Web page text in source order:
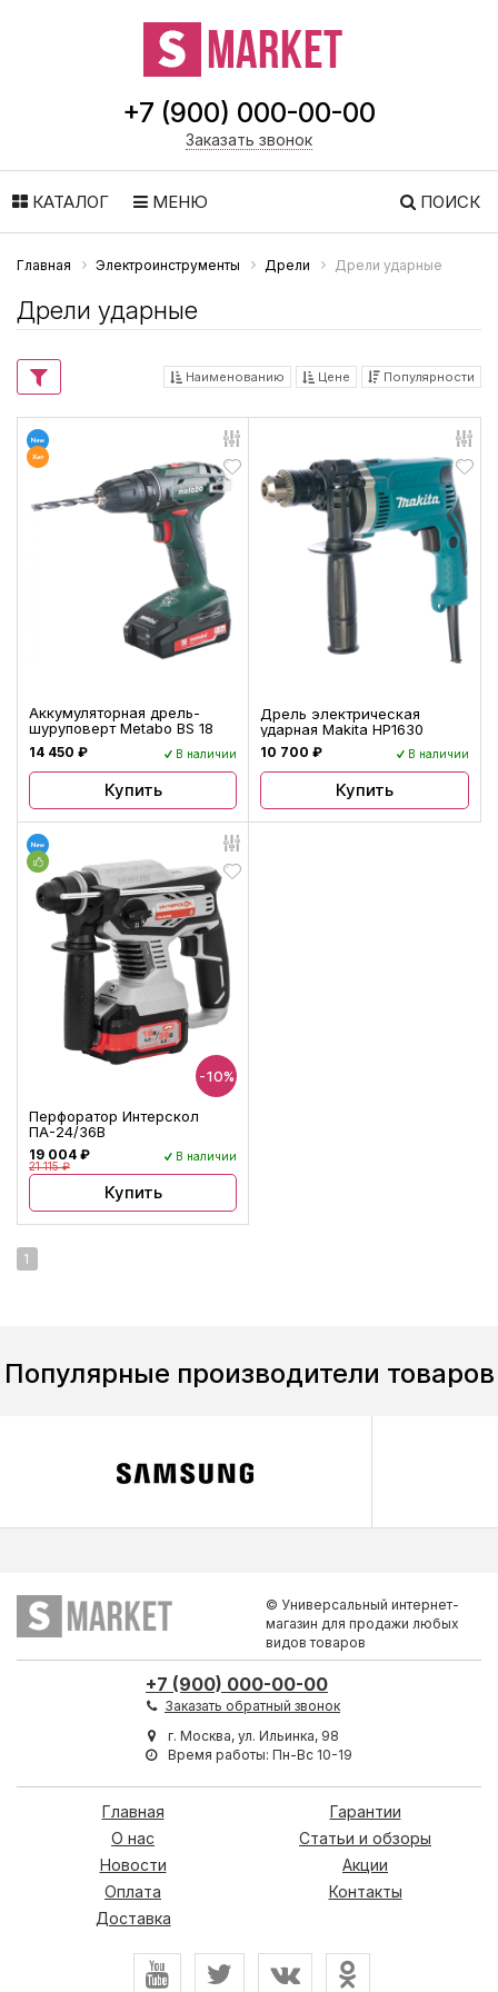
+7 (900) 000-00-00
Заказать звонок
КАТАЛОГ МЕНЮ ПОИСК
Главная Электроинструменты Дрели Дрели ударные
Дрели ударные
Наименованию Цене Популярности
Аккумуляторная дрель-
шуруповерт Metabo BS 18
14 450 ₽ В наличии
Купить
Дрель электрическая
ударная Makita HP1630
10 700 ₽ В наличии
Купить
-10%
Перфоратор Интерскол
ПА-24/36В
19 004 ₽
21 115 ₽
В наличии
Купить
1
Популярные производители товаров
© Универсальный интернет-
магазин для продажи любых
видов товаров
+7 (900) 000-00-00
Заказать обратный звонок
г. Москва, ул. Ильинка, 98
Время работы: Пн-Вс 10-19
Главная
О нас
Новости
Оплата
Доставка
Гарантии
Статьи и обзоры
Акции
Контакты